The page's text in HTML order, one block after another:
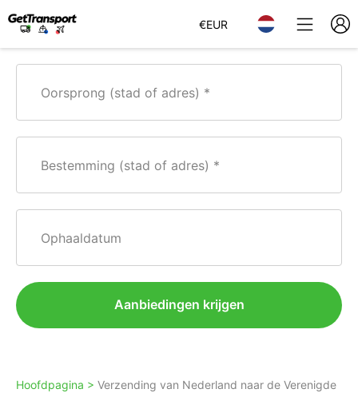
€EUR
Oorsprong (stad of adres)
Bestemming (stad of adres)
Ophaaldatum
Aanbiedingen krijgen
Hoofdpagina > Verzending van Nederland naar de Verenigde